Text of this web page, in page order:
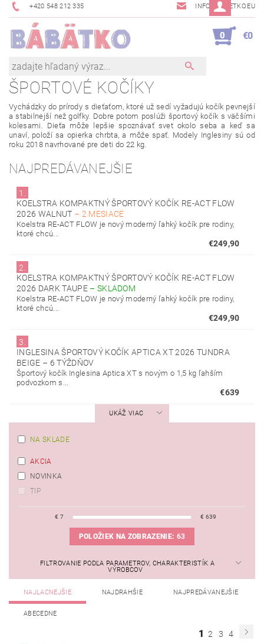
+420 548 212 335 INFO@BABETKO.EU
0 €0
ŠPORTOVÉ KOČÍKY
Vychádzkydo prírody s dieťaťom, ktoré už sedí vyžadujú kočík pevnejší
a stabilnejší než golfky. Dobre potom poslúži športový kočík s väčšími
kolesami . Dieťa môže lepšie spoznávať svet okolo seba a keď sa
unaví, položí sa opierka chrbta, a môžespať. Modely Inglesiny sú od
roku 2018 navrhované pre deti do 22 kg.
NAJPREDÁVANEJŠIE
1.
KOELSTRA KOMPAKTNÝ ŠPORTOVÝ KOČÍK RE-ACT FLOW
2026 WALNUT – 2 MESIACE
Koelstra RE-ACT FLOW je nový moderný ľahký kočík pre rodiny,
ktoré chcú...
€249,90
2.
KOELSTRA KOMPAKTNÝ ŠPORTOVÝ KOČÍK RE-ACT FLOW
2026 DARK TAUPE – SKLADOM
Koelstra RE-ACT FLOW je nový moderný ľahký kočík pre rodiny,
ktoré chcú...
€249,90
3.
INGLESINA ŠPORTOVÝ KOČÍK APTICA XT 2026 TUNDRA
BEIGE – 6 TÝŽDŇOV
Športový kočík Inglesina Aptica XT s novým o ​​1,5 kg ľahším
podvozkom s...
€639
UKÁŽ VIAC
NA SKLADE
AKCIA
NOVINKA
TIP
€ 7 € 639
POLOŽIEK NA ZOBRAZENIE: 63
FILTROVANIE PODĽA PARAMETROV, CHARAKTERISTÍK A
VÝROBCOV
NAJLACNEJŠIE NAJDRAHŠIE NAJPREDÁVANEJŠIE
ABECEDNE
1 2 3
4